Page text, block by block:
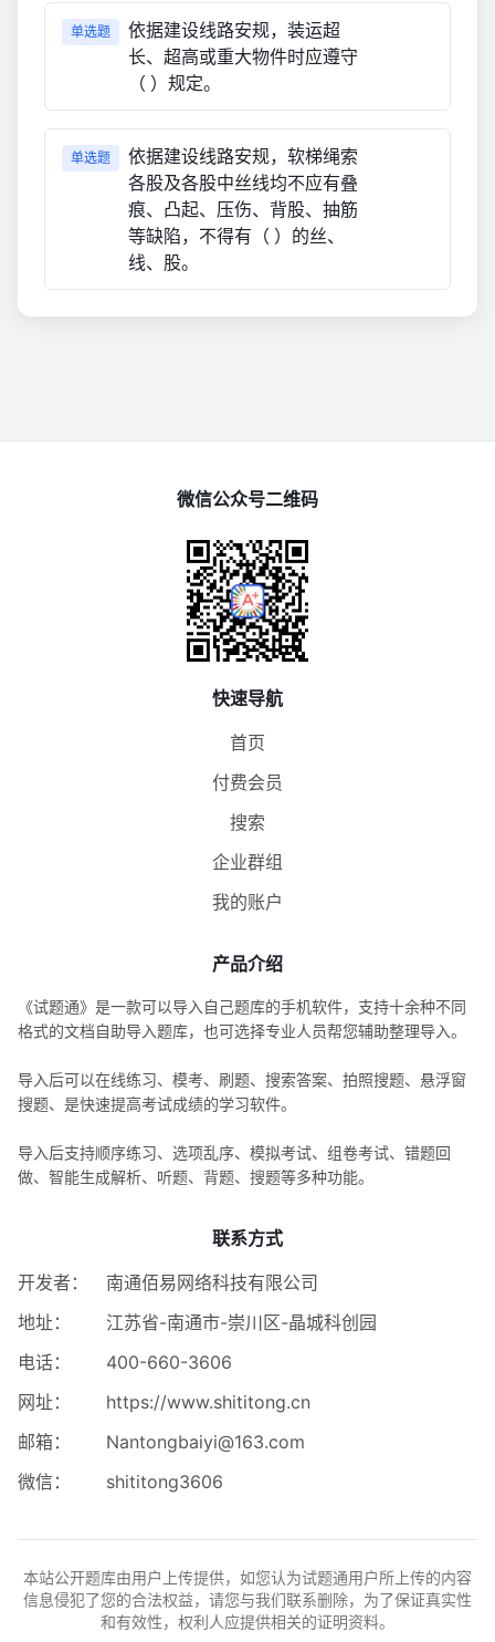
单选题
依据建设线路安规，装运超
长、超高或重大物件时应遵守
（ ）规定。
单选题
依据建设线路安规，软梯绳索
各股及各股中丝线均不应有叠
痕、凸起、压伤、背股、抽筋
等缺陷，不得有（ ）的丝、
线、股。
微信公众号二维码
快速导航
首页
付费会员
搜索
企业群组
我的账户
产品介绍
《试题通》是一款可以导入自己题库的手机软件，支持十余种不同
格式的文档自助导入题库，也可选择专业人员帮您辅助整理导入。
导入后可以在线练习、模考、刷题、搜索答案、拍照搜题、悬浮窗
搜题、是快速提高考试成绩的学习软件。
导入后支持顺序练习、选项乱序、模拟考试、组卷考试、错题回
做、智能生成解析、听题、背题、搜题等多种功能。
联系方式
开发者：
南通佰易网络科技有限公司
地址：
江苏省-南通市-崇川区-晶城科创园
电话：
400-660-3606
网址：
https://www.shititong.cn
邮箱：
Nantongbaiyi@163.com
微信：
shititong3606
本站公开题库由用户上传提供，如您认为试题通用户所上传的内容
信息侵犯了您的合法权益，请您与我们联系删除，为了保证真实性
和有效性，权利人应提供相关的证明资料。